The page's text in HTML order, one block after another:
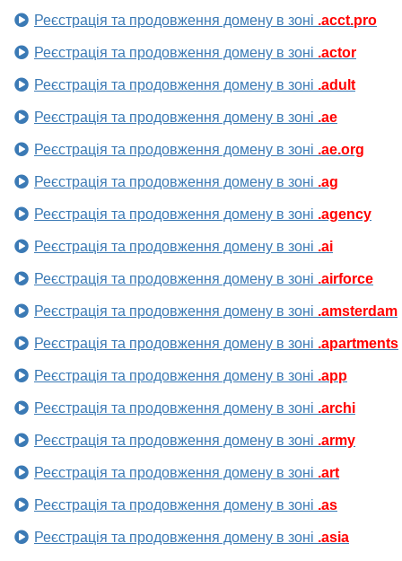
Реєстрація та продовження домену в зоні .acct.pro
Реєстрація та продовження домену в зоні .actor
Реєстрація та продовження домену в зоні .adult
Реєстрація та продовження домену в зоні .ae
Реєстрація та продовження домену в зоні .ae.org
Реєстрація та продовження домену в зоні .ag
Реєстрація та продовження домену в зоні .agency
Реєстрація та продовження домену в зоні .ai
Реєстрація та продовження домену в зоні .airforce
Реєстрація та продовження домену в зоні .amsterdam
Реєстрація та продовження домену в зоні .apartments
Реєстрація та продовження домену в зоні .app
Реєстрація та продовження домену в зоні .archi
Реєстрація та продовження домену в зоні .army
Реєстрація та продовження домену в зоні .art
Реєстрація та продовження домену в зоні .as
Реєстрація та продовження домену в зоні .asia